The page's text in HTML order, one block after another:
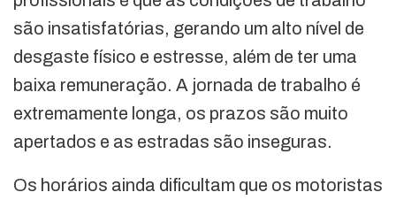
são insatisfatórias, gerando um alto nível de
desgaste físico e estresse, além de ter uma
baixa remuneração. A jornada de trabalho é
extremamente longa, os prazos são muito
apertados e as estradas são inseguras.
Os horários ainda dificultam que os motoristas